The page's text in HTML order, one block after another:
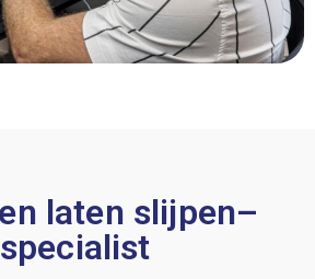
laten slijpen–